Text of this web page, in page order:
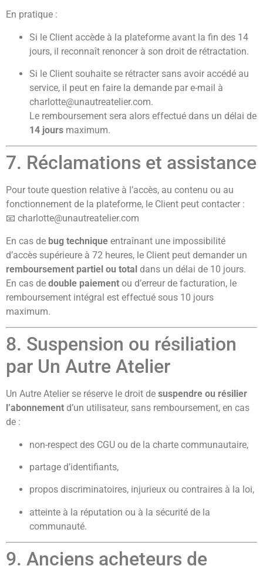
En pratique :
Si le Client accède à la plateforme avant la fin des 14
jours, il reconnaît renoncer à son droit de rétractation.
Si le Client souhaite se rétracter sans avoir accédé au
service, il peut en faire la demande par e-mail à
charlotte@unautreatelier.com.
Le remboursement sera alors effectué dans un délai de
14 jours maximum.
7. Réclamations et assistance
Pour toute question relative à l’accès, au contenu ou au
fonctionnement de la plateforme, le Client peut contacter :
📧 charlotte@unautreatelier.com
En cas de bug technique entraînant une impossibilité
d’accès supérieure à 72 heures, le Client peut demander un
remboursement partiel ou total dans un délai de 10 jours.
En cas de double paiement ou d’erreur de facturation, le
remboursement intégral est effectué sous 10 jours
maximum.
8. Suspension ou résiliation
par Un Autre Atelier
Un Autre Atelier se réserve le droit de suspendre ou résilier
l’abonnement d’un utilisateur, sans remboursement, en cas
de :
non-respect des CGU ou de la charte communautaire,
partage d’identifiants,
propos discriminatoires, injurieux ou contraires à la loi,
atteinte à la réputation ou à la sécurité de la
communauté.
9. Anciens acheteurs de